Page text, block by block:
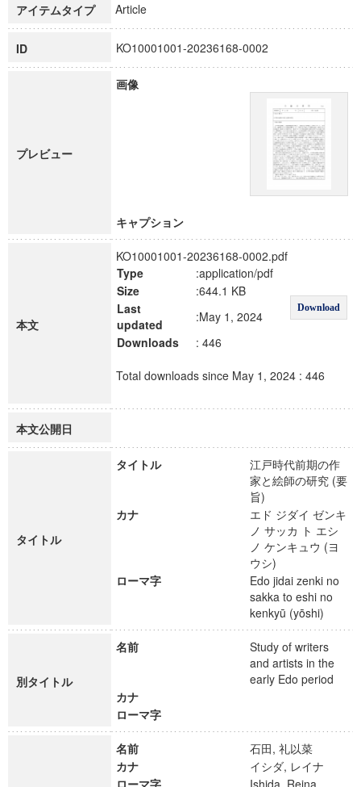
博士課程教育リーディングプログラム「超成熟社会発展のサ
アイテムタイプ Article
ID KO10001001-20236168-0002
プレビュー
画像
キャプション
本文
KO10001001-20236168-0002.pdf
Type
:application/pdf
Download
Size
:644.1 KB
Last
updated
:May 1, 2024
Downloads
: 446
Total downloads since May 1, 2024 : 446
本文公開日
タイトル
タイトル
江戸時代前期の作
家と絵師の研究 (要
旨)
カナ
エド ジダイ ゼンキ
ノ サッカ ト エシ
ノ ケンキュウ (ヨ
ウシ)
ローマ字
Edo jidai zenki no
sakka to eshi no
kenkyū (yōshi)
別タイトル
名前
Study of writers
and artists in the
early Edo period
カナ
ローマ字
名前
石田, 礼以菜
カナ
イシダ, レイナ
ローマ字
Ishida, Reina